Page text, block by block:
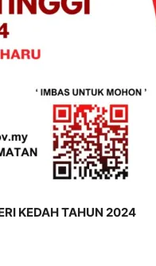
KEDAH TAHUN 2024